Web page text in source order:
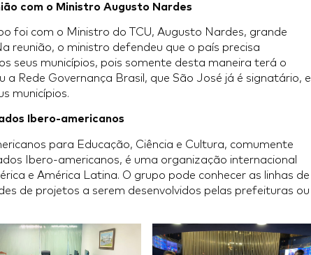
com o Ministro Augusto Nardes
foi com o Ministro do TCU, Augusto Nardes, grande
reunião, o ministro defendeu que o país precisa
seus municípios, pois somente desta maneira terá o
a Rede Governança Brasil, que São José já é signatário, e
municípios.
Ibero-americanos
para Educação, Ciência e Cultura, comumente
Ibero-americanos, é uma organização internacional
e América Latina. O grupo pode conhecer as linhas de
de projetos a serem desenvolvidos pelas prefeituras ou